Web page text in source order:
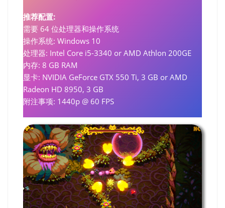
推荐配置:
需要 64 位处理器和操作系统
操作系统: Windows 10
处理器: Intel Core i5-3340 or AMD Athlon 200GE
内存: 8 GB RAM
显卡: NVIDIA GeForce GTX 550 Ti, 3 GB or AMD
Radeon HD 8950, 3 GB
附注事项: 1440p @ 60 FPS